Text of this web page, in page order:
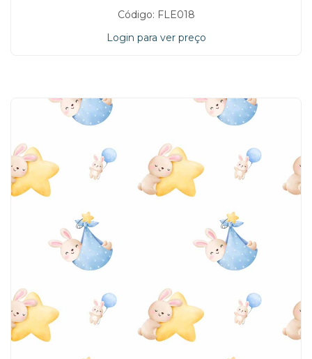
Código: FLE018
Login para ver preço